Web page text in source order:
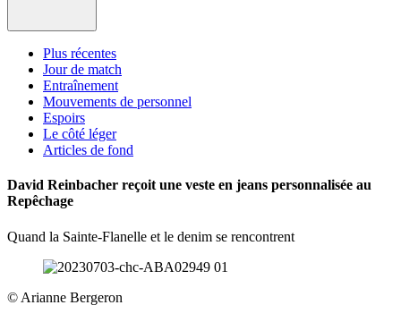
Plus récentes
Jour de match
Entraînement
Mouvements de personnel
Espoirs
Le côté léger
Articles de fond
David Reinbacher reçoit une veste en jeans personnalisée au
Repêchage
Quand la Sainte-Flanelle et le denim se rencontrent
© Arianne Bergeron